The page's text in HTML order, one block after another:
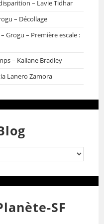
– Lavie Tidhar
– Décollage
Grogu – Première escale :
– Kaliane Bradley
Lanero Zamora
SF